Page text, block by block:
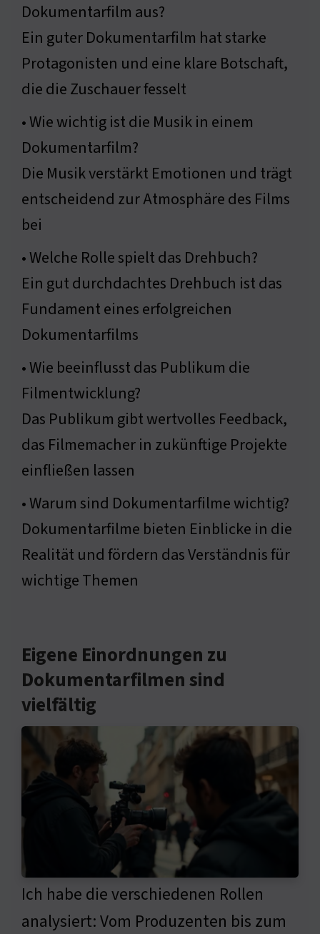
Dokumentarfilm aus?
Ein guter Dokumentarfilm hat starke
Protagonisten und eine klare Botschaft,
die die Zuschauer fesselt
• Wie wichtig ist die Musik in einem
Dokumentarfilm?
Die Musik verstärkt Emotionen und trägt
entscheidend zur Atmosphäre des Films
bei
• Welche Rolle spielt das Drehbuch?
Ein gut durchdachtes Drehbuch ist das
Fundament eines erfolgreichen
Dokumentarfilms
• Wie beeinflusst das Publikum die
Filmentwicklung?
Das Publikum gibt wertvolles Feedback,
das Filmemacher in zukünftige Projekte
einfließen lassen
• Warum sind Dokumentarfilme wichtig?
Dokumentarfilme bieten Einblicke in die
Realität und fördern das Verständnis für
wichtige Themen
Eigene Einordnungen zu
Dokumentarfilmen sind
vielfältig
Ich habe die verschiedenen Rollen
analysiert: Vom Produzenten bis zum